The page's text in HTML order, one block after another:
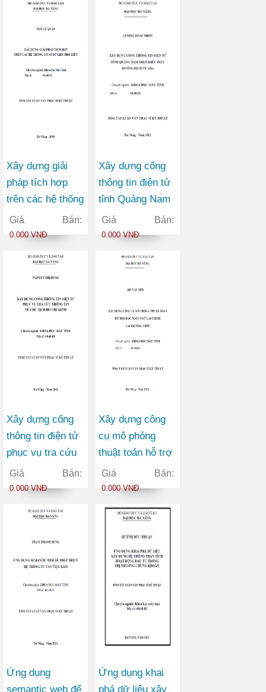
Xây dựng giải
pháp tích hợp
trên các hệ thống
cơ sở dữ liệu
phổ biến
Giá Bán:
0.000 VNĐ
Xây dựng cổng
thông tin điện tử
tỉnh Quảng Nam
theo kiến trúc
hướng dịch vụ
Giá Bán:
0.000 VNĐ
Xây dựng cổng
thông tin điện tử
phục vụ tra cứu
thông tin về chủ
tịch Hồ Chí Minh
Giá Bán:
0.000 VNĐ
Xây dựng công
cụ mô phỏng
thuật toán hỗ trợ
học ngôn ngữ lập
trình tại trường
Giá Bán:
0.000 VNĐ
Ứng dụng
semantic web để
Ứng dụng khai
phá dữ liệu xây